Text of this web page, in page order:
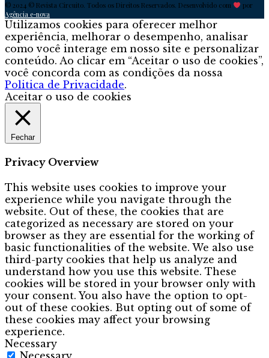
© 2024 © Revista Circuito. Todos os Direitos Reservados. Desenvolvido com
por
Agência e-nova
Utilizamos cookies para oferecer melhor
experiência, melhorar o desempenho, analisar
como você interage em nosso site e personalizar
conteúdo. Ao clicar em “Aceitar o uso de cookies”,
você concorda com as condições da nossa
Politica de Privacidade.
Aceitar o uso de cookies
Fechar
Privacy Overview
This website uses cookies to improve your
experience while you navigate through the
website. Out of these, the cookies that are
categorized as necessary are stored on your
browser as they are essential for the working of
basic functionalities of the website. We also use
third-party cookies that help us analyze and
understand how you use this website. These
cookies will be stored in your browser only with
your consent. You also have the option to opt-
out of these cookies. But opting out of some of
these cookies may affect your browsing
experience.
Necessary
Necessary